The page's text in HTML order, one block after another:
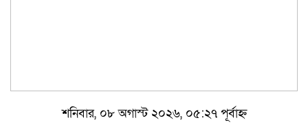
শনিবার, ০৮ অগাস্ট ২০২৬, ০৫:২৭ পূর্বাহ্ন